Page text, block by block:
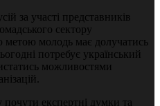
за участі представників
сектору
метою молодь має долучатись
потребує український
можливостями
експертні думки та